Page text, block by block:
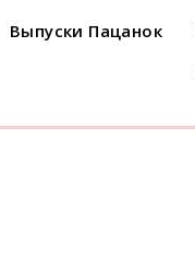
Выпуски Пацанок